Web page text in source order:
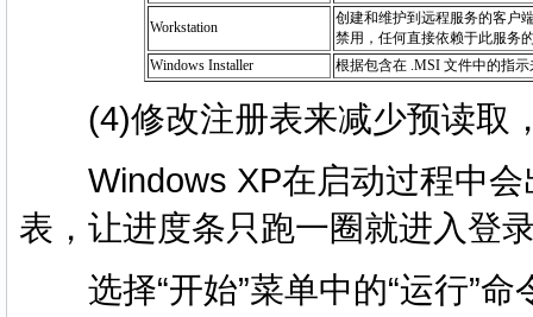
Workstation
创建和维护到远程服务的客户
禁用，任何直接依赖于此服务
Windows Installer
根据包含在 .MSI 文件中的指
(4)修改注册表来减少预读取
Windows XP在启动过程中会
表，让进度条只跑一圈就进入登
选择“开始”菜单中的“运行”命